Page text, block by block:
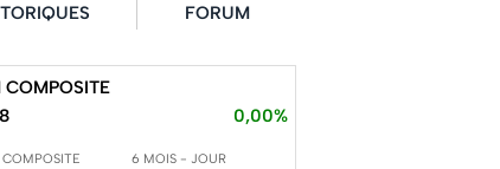
FORUM
COMPOSITE
0,00%
COMPOSITE 6 MOIS - JOUR